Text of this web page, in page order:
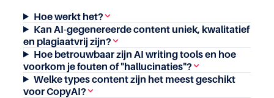
Hoe werkt het?
Kan AI-gegenereerde content uniek, kwalitatief
en plagiaatvrij zijn?
Hoe betrouwbaar zijn AI writing tools en hoe
voorkom je fouten of "hallucinaties"?
Welke types content zijn het meest geschikt
voor CopyAI?